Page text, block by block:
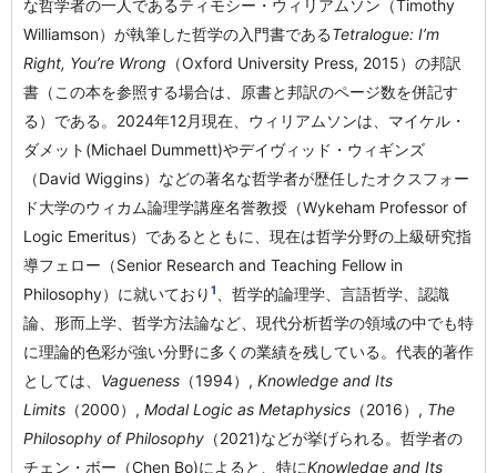
な哲学者の一人であるティモシー・ウィリアムソン（Timothy
Williamson）が執筆した哲学の入門書であるTetralogue: I’m
Right, You’re Wrong （Oxford University Press, 2015）の邦訳
書（この本を参照する場合は、原書と邦訳のページ数を併記す
る）である。2024年12月現在、ウィリアムソンは、マイケル・
ダメット(Michael Dummett)やデイヴィッド・ウィギンズ
（David Wiggins）などの著名な哲学者が歴任したオクスフォー
ド大学のウィカム論理学講座名誉教授（Wykeham Professor of
Logic Emeritus）であるとともに、現在は哲学分野の上級研究指
導フェロー（Senior Research and Teaching Fellow in
Philosophy）に就いており 1
、哲学的論理学、言語哲学、認識
論、形而上学、哲学方法論など、現代分析哲学の領域の中でも特
に理論的色彩が強い分野に多くの業績を残している。代表的著作
としては、 Vagueness （1994）, Knowledge and Its
Limits （2000）, Modal Logic as Metaphysics （2016）, The
Philosophy of Philosophy （2021)などが挙げられる。哲学者の
チェン・ボー（Chen Bo)によると、特にKnowledge and Its